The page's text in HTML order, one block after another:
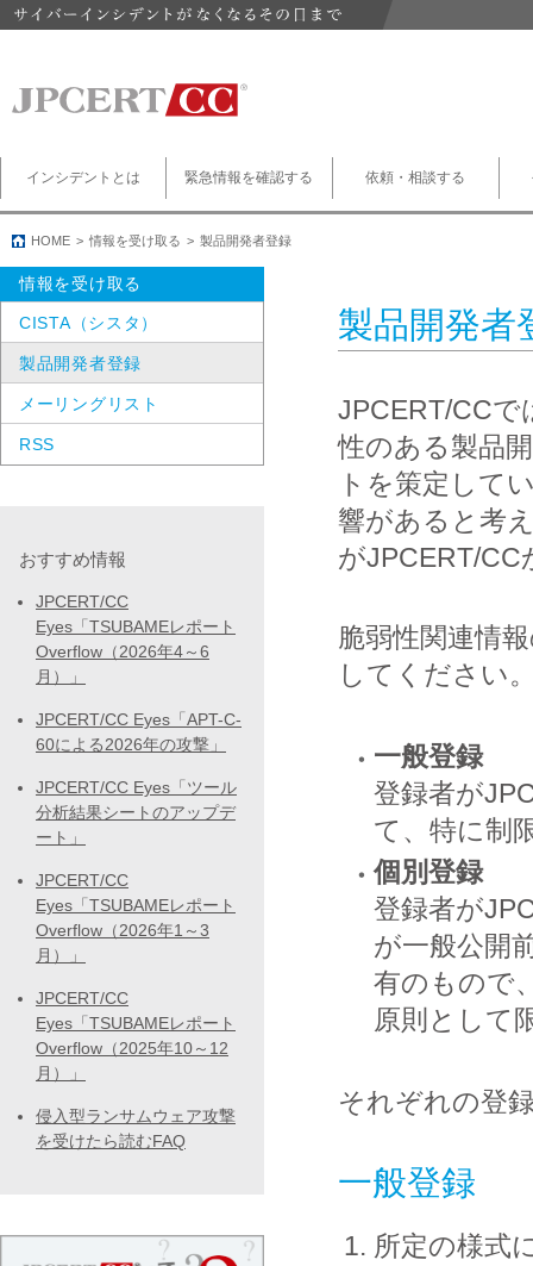
インシデントとは 緊急情報を確認する 依頼・相談する
HOME 情報を受け取る 製品開発者登録
製品開発者
JPCERT/CCで
性のある製品
トを策定して
響があると考
がJPCERT/
脆弱性関連情
してください
一般登録
登録者が
て、特に制
個別登録
登録者が
が一般公開
有のもので
原則として
それぞれの登
一般登録
所定の様式
情報を受け取る
CISTA（シスタ）
製品開発者登録
メーリングリスト
RSS
おすすめ情報
JPCERT/CC
Eyes「TSUBAMEレポート
Overflow（2026年4～6
月）」
JPCERT/CC Eyes「APT-C-
60による2026年の攻撃」
JPCERT/CC Eyes「ツール
分析結果シートのアップデ
ート」
JPCERT/CC
Eyes「TSUBAMEレポート
Overflow（2026年1～3
月）」
JPCERT/CC
Eyes「TSUBAMEレポート
Overflow（2025年10～12
月）」
侵入型ランサムウェア攻撃
を受けたら読むFAQ